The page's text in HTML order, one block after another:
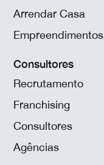
Arrendar Casa
Empreendimentos
Consultores
Recrutamento
Franchising
Consultores
Agências